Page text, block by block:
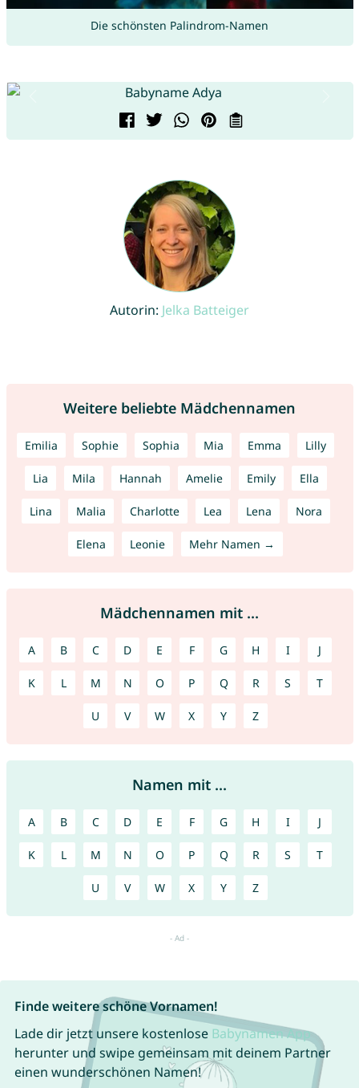
Die schönsten Palindrom-Namen
Autorin: Jelka Batteiger
Weitere beliebte Mädchennamen
Emilia Sophie Sophia Mia Emma Lilly
Lia Mila Hannah Amelie Emily Ella
Lina Malia Charlotte Lea Lena Nora
Elena Leonie Mehr Namen →
Mädchennamen mit ...
A B C D E F G H I J
K L M N O P Q R S T
U V W X Y Z
Namen mit ...
A B C D E F G H I J
K L M N O P Q R S T
U V W X Y Z
Finde weitere schöne Vornamen!
Lade dir jetzt unsere kostenlose Babynamen App
herunter und swipe gemeinsam mit deinem Partner
einen wunderschönen Namen!